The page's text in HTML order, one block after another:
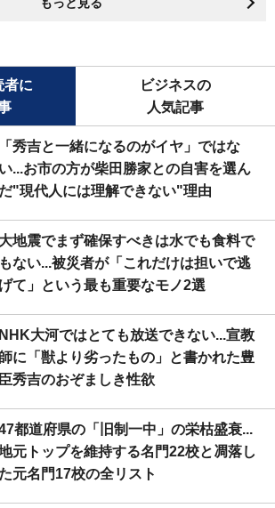
者に
ビジネスの
人気記事
「秀吉と一緒になるのがイヤ」ではな
い...お市の方が柴田勝家との自害を選ん
だ"現代人には理解できない"理由
大地震でまず確保すべきは水でも食料で
もない...被災者が「これだけは担いで逃
げて」という最も重要なモノ2選
NHK大河ではとても放送できない...宣教
師に「獣より劣ったもの」と書かれた豊
臣秀吉のおぞましき性欲
都道府県の「旧制一中」の栄枯盛衰...
元トップを維持する名門22校と凋落し
た元名門17校の全リスト